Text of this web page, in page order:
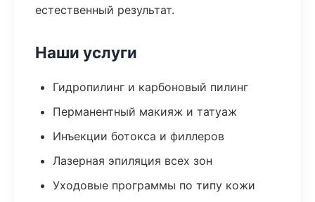
естественный результат.
Наши услуги
Гидропилинг и карбоновый пилинг
Перманентный макияж и татуаж
Инъекции ботокса и филлеров
Лазерная эпиляция всех зон
Уходовые программы по типу кожи